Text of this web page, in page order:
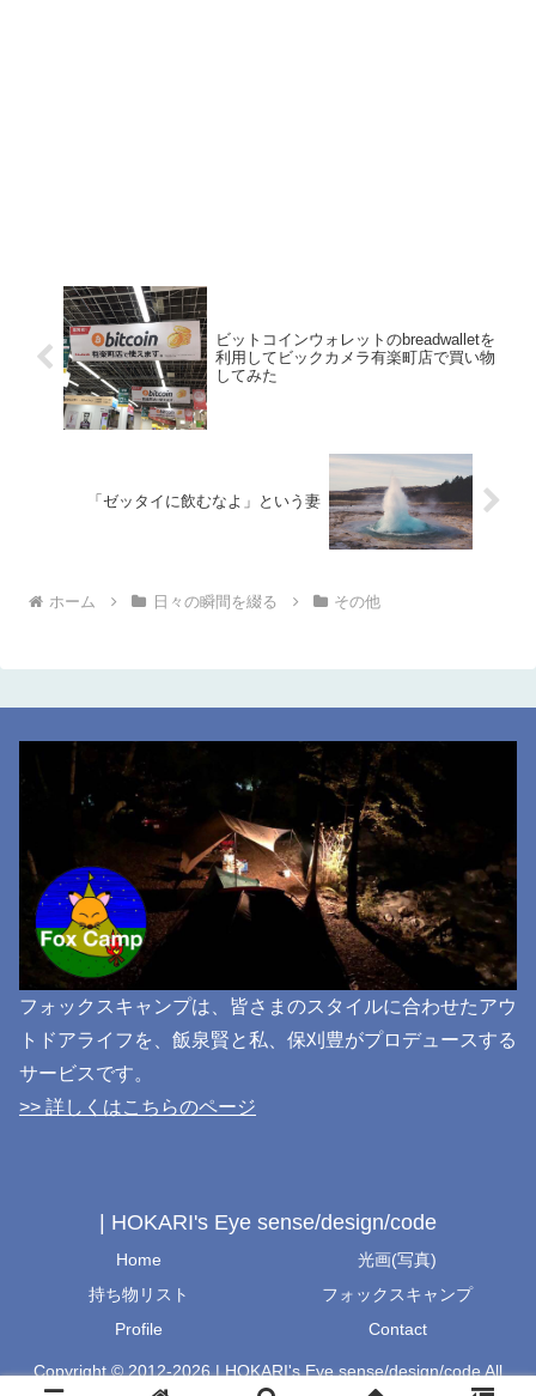
ビットコインウォレットのbreadwalletを
利用してビックカメラ有楽町店で買い物
してみた
「ゼッタイに飲むなよ」という妻
ホーム 日々の瞬間を綴る その他
フォックスキャンプは、皆さまのスタイルに合わせたアウ
トドアライフを、飯泉賢と私、保刈豊がプロデュースする
サービスです。
>> 詳しくはこちらのページ
| HOKARI's Eye sense/design/code
Home
光画(写真)
持ち物リスト
フォックスキャンプ
Profile
Contact
Copyright © 2012-2026 | HOKARI's Eye sense/design/code All